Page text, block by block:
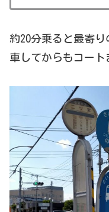
約20分乗ると最寄
車してからもコート